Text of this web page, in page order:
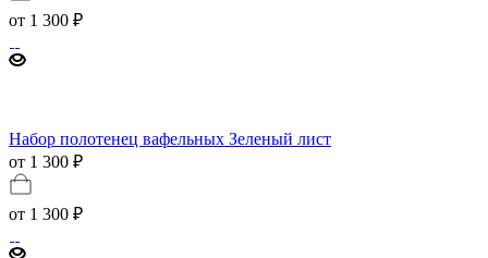
от 1 300 ₽
Набор полотенец вафельных Зеленый лист
от 1 300 ₽
от 1 300 ₽